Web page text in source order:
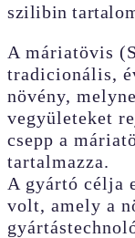
szilibin
A máriatövis
tradicionális,
növény,
vegyületeket
csepp a
tartalmazza.
A gyártó célja
volt, amely a